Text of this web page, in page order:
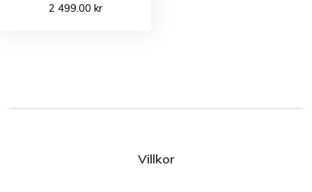
2 499.00 kr
Villkor